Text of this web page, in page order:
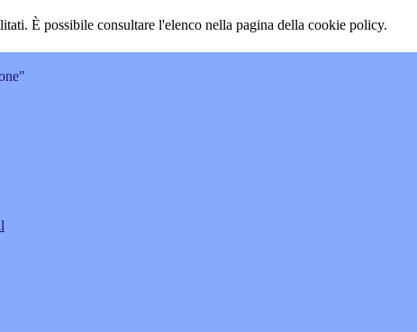
È possibile consultare l'elenco nella pagina della cookie policy.